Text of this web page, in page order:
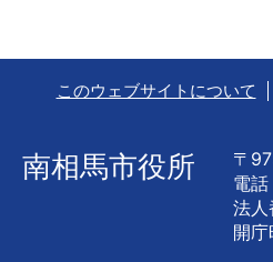
このウェブサイトについて
南相馬市役所
〒
電
法
開